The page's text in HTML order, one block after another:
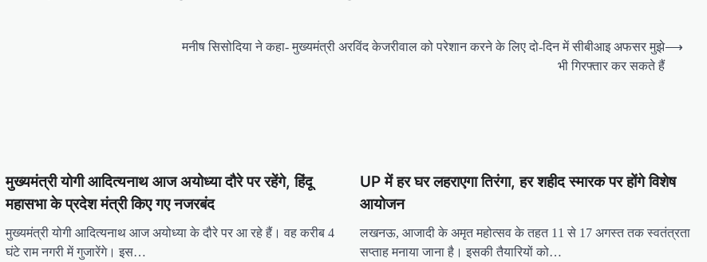
मनीष सिसोदिया ने कहा- मुख्यमंत्री अरविंद केजरीवाल को परेशान करने के लिए दो-दिन में सीबीआइ अफसर मुझे
भी गिरफ्तार कर सकते हैं
⟶
मुख्यमंत्री योगी आदित्यनाथ आज अयोध्या दौरे पर रहेंगे, हिंदू
महासभा के प्रदेश मंत्री किए गए नजरबंद
मुख्यमंत्री योगी आदित्यनाथ आज अयोध्या के दौरे पर आ रहे हैं। वह करीब 4
घंटे राम नगरी में गुजारेंगे। इस…
UP में हर घर लहराएगा तिरंगा, हर शहीद स्मारक पर होंगे विशेष
आयोजन
लखनऊ, आजादी के अमृत महोत्सव के तहत 11 से 17 अगस्त तक स्वतंत्रता
सप्ताह मनाया जाना है। इसकी तैयारियों को…